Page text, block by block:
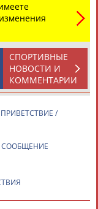
Назир
АБДУЛЛАЕВ
СПОРТИВНЫЕ
НОВОСТИ И
КОММЕНТАРИИ
ПРИВЕТСТВИЕ /
СООБЩЕНИЕ